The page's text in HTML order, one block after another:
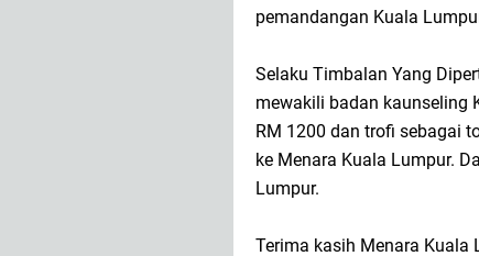
pemandangan Kuala
Selaku Timbalan Yang
mewakili badan kaunseling
RM 1200 dan trofi sebagai
ke Menara Kuala Lumpur.
Lumpur.
Terima kasih Menara Kuala